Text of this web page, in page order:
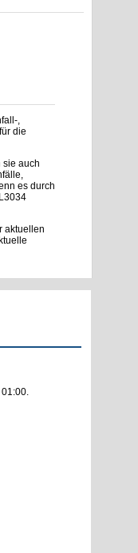
,
die
sie auch
es durch
aktuellen